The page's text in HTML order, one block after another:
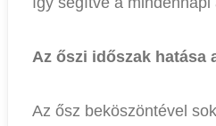
Az őszi időszak hatása
Az ősz beköszöntével